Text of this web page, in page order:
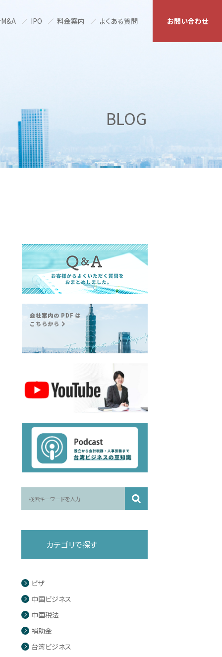
IPO 料金案内 よくある質問 お問い合わせ
BLOG
カテゴリで探す
ビザ
中国ビジネス
中国税法
補助金
台湾ビジネス